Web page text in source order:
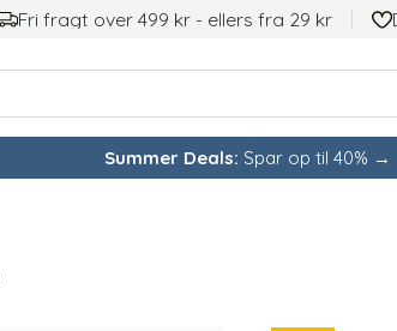
Fri fragt over 499 kr - ellers fra 29 kr
Summer Deals: Spar op til 40% →